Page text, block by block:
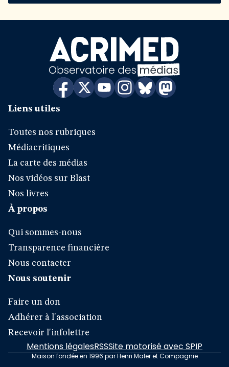
Liens utiles
Toutes nos rubriques
Médiacritiques
La carte des médias
Nos vidéos sur Blast
Nos livres
À propos
Qui sommes-nous
Transparence financière
Nous contacter
Nous soutenir
Faire un don
Adhérer à l'association
Recevoir l'infolettre
Mentions légalesRSSSite motorisé avec SPIP
Maison fondée en 1996 par Henri Maler et Compagnie